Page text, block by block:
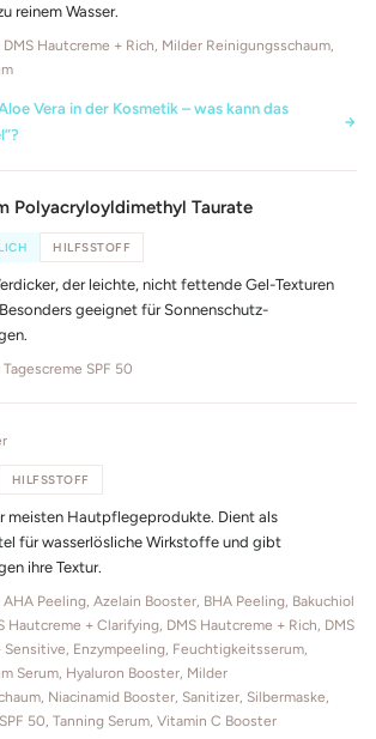
reinem Wasser.
DMS Hautcreme + Rich, Milder Reinigungsschaum,
Vera in der Kosmetik – was kann das
Polyacryloyldimethyl Taurate
HILFSSTOFF
der leichte, nicht fettende Gel-Texturen
geeignet für Sonnenschutz-
Tagescreme SPF 50
HILFSSTOFF
meisten Hautpflegeprodukte. Dient als
für wasserlösliche Wirkstoffe und gibt
ihre Textur.
AHA Peeling, Azelain Booster, BHA Peeling, Bakuchiol
Hautcreme + Clarifying, DMS Hautcreme + Rich, DMS
Sensitive, Enzympeeling, Feuchtigkeitsserum,
Serum, Hyaluron Booster, Milder
Niacinamid Booster, Sanitizer, Silbermaske,
50, Tanning Serum, Vitamin C Booster